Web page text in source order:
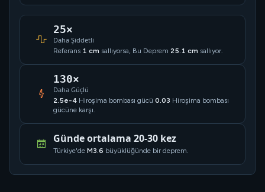
25×
Daha Şiddetli
Referans 1 cm sallıyorsa, Bu Deprem 25.1 cm sallıyor.
130×
Daha Güçlü
2.5e-4 Hiroşima bombası gücü 0.03 Hiroşima bombası
gücüne karşı.
Günde ortalama 20-30 kez
Türkiye'de M3.6 büyüklüğünde bir deprem.